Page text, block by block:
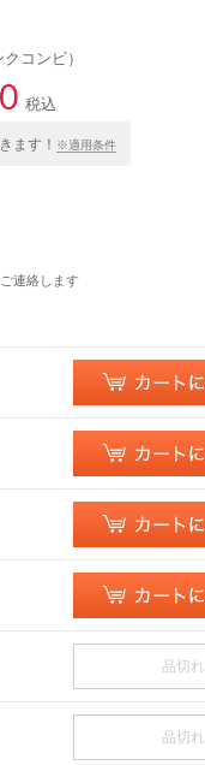
コンビ）
税込
ます！ ※適用条件
連絡します
品切れ
品切れ